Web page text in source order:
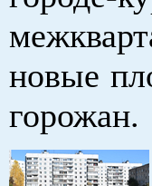
новые
горожан.